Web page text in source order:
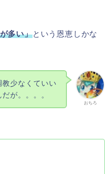
多い」という恩恵しかな
おちろ
少なくていい
が。。。。